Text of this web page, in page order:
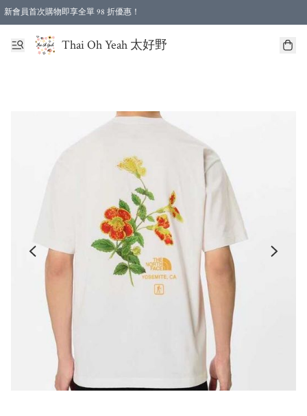
新會員首次購物即享全單 98 折優惠！
特選會員可享全單低至 96 折優惠！
Thai Oh Yeah 太好野